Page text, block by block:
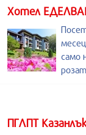
Хотел
само
ПГЛПТ